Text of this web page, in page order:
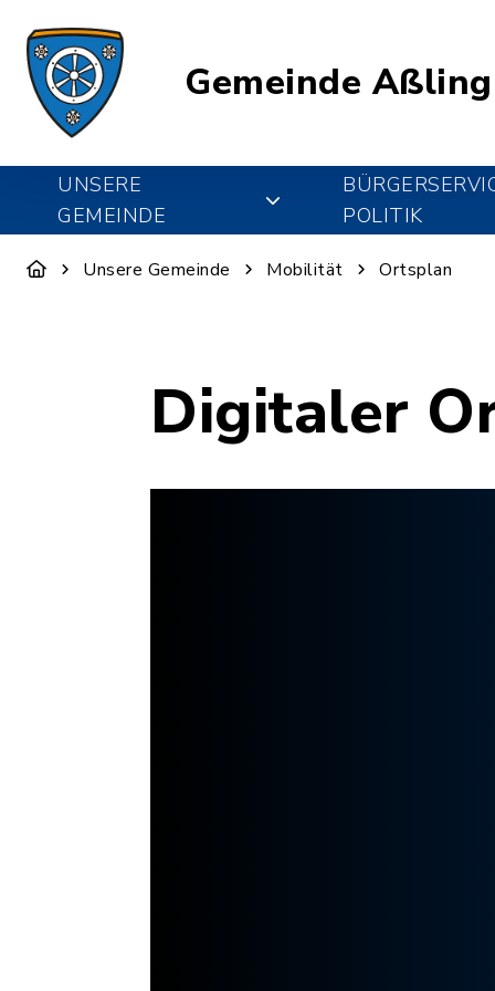
Gemeinde Aßling
UNSERE
GEMEINDE
POLITIK
Unsere Gemeinde Mobilität Ortsplan
Digitaler